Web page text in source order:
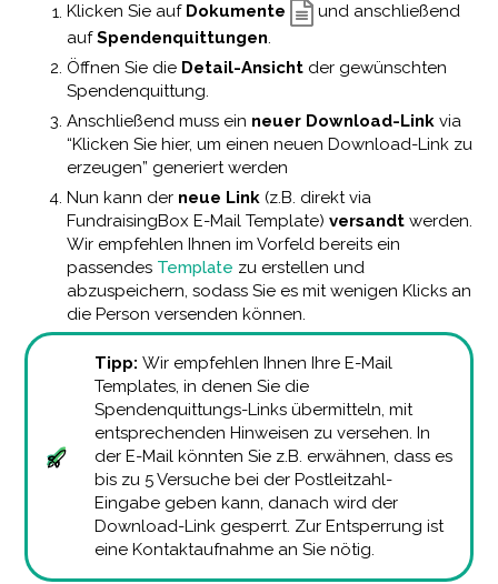
Klicken Sie auf Dokumente
und anschließend
aufSpendenquittungen.
Öffnen Sie die Detail-Ansicht der gewünschten
Spendenquittung.
Anschließend muss ein neuer Download-Link via
“Klicken Sie hier, um einen neuen Download-Link zu
erzeugen” generiert werden
Nun kann der neue Link (z.B. direkt via
FundraisingBox E-Mail Template) versandt werden.
Wir empfehlen Ihnen im Vorfeld bereits ein
passendes Template zu erstellen und
abzuspeichern, sodass Sie es mit wenigen Klicks an
die Person versenden können.
Tipp:Wir empfehlen Ihnen Ihre E-Mail
Templates, in denen Sie die
Spendenquittungs-Links übermitteln, mit
entsprechenden Hinweisen zu versehen. In
der E-Mail könnten Sie z.B. erwähnen, dass es
bis zu 5 Versuche bei der Postleitzahl-
Eingabe geben kann, danach wird der
Download-Link gesperrt. Zur Entsperrung ist
eine Kontaktaufnahme an Sie nötig.